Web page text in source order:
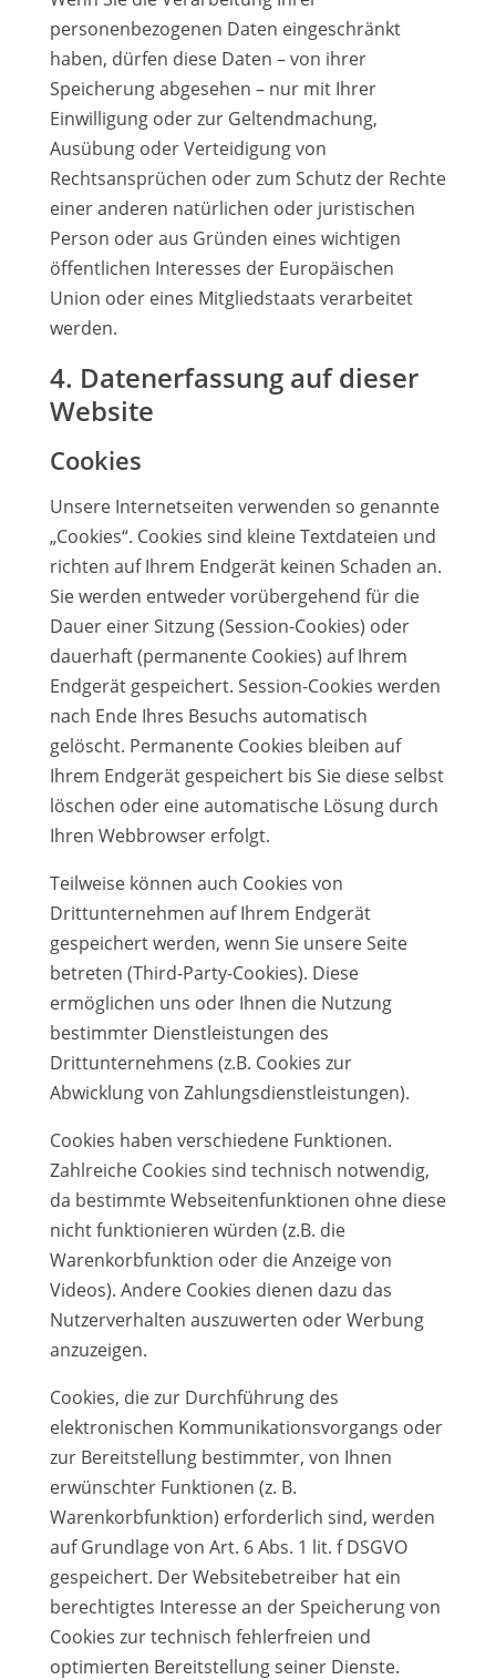
personenbezogenen Daten eingeschränkt
haben, dürfen diese Daten – von ihrer
Speicherung abgesehen – nur mit Ihrer
Einwilligung oder zur Geltendmachung,
Ausübung oder Verteidigung von
Rechtsansprüchen oder zum Schutz der Rechte
einer anderen natürlichen oder juristischen
Person oder aus Gründen eines wichtigen
öffentlichen Interesses der Europäischen
Union oder eines Mitgliedstaats verarbeitet
werden.
4. Datenerfassung auf dieser
Website
Cookies
Unsere Internetseiten verwenden so genannte
„Cookies“. Cookies sind kleine Textdateien und
richten auf Ihrem Endgerät keinen Schaden an.
Sie werden entweder vorübergehend für die
Dauer einer Sitzung (Session-Cookies) oder
dauerhaft (permanente Cookies) auf Ihrem
Endgerät gespeichert. Session-Cookies werden
nach Ende Ihres Besuchs automatisch
gelöscht. Permanente Cookies bleiben auf
Ihrem Endgerät gespeichert bis Sie diese selbst
löschen oder eine automatische Lösung durch
Ihren Webbrowser erfolgt.
Teilweise können auch Cookies von
Drittunternehmen auf Ihrem Endgerät
gespeichert werden, wenn Sie unsere Seite
betreten (Third-Party-Cookies). Diese
ermöglichen uns oder Ihnen die Nutzung
bestimmter Dienstleistungen des
Drittunternehmens (z.B. Cookies zur
Abwicklung von Zahlungsdienstleistungen).
Cookies haben verschiedene Funktionen.
Zahlreiche Cookies sind technisch notwendig,
da bestimmte Webseitenfunktionen ohne diese
nicht funktionieren würden (z.B. die
Warenkorbfunktion oder die Anzeige von
Videos). Andere Cookies dienen dazu das
Nutzerverhalten auszuwerten oder Werbung
anzuzeigen.
Cookies, die zur Durchführung des
elektronischen Kommunikationsvorgangs oder
zur Bereitstellung bestimmter, von Ihnen
erwünschter Funktionen (z. B.
Warenkorbfunktion) erforderlich sind, werden
auf Grundlage von Art. 6 Abs. 1 lit. f DSGVO
gespeichert. Der Websitebetreiber hat ein
berechtigtes Interesse an der Speicherung von
Cookies zur technisch fehlerfreien und
optimierten Bereitstellung seiner Dienste.